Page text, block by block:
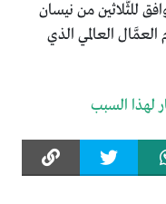
للثَّلاثين من نيسان
بيوم العمَّال العالمي الذي